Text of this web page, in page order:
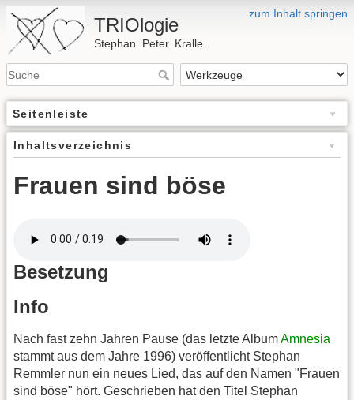
zum Inhalt springen
TRIOlogie
Stephan. Peter. Kralle.
Seitenleiste
Inhaltsverzeichnis
Frauen sind böse
Besetzung
Info
Nach fast zehn Jahren Pause (das letzte AlbumAmnesia
stammt aus dem Jahre 1996) veröffentlicht Stephan
Remmler nun ein neues Lied, das auf den Namen "Frauen
sind böse" hört. Geschrieben hat den Titel Stephan